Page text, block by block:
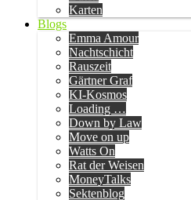
Karten
Blogs
Emma Amour
Nachtschicht
Rauszeit
Gärtner Graf
KI-Kosmos
Loading …
Down by Law
Move on up
Watts On
Rat der Weisen
MoneyTalks
Sektenblog